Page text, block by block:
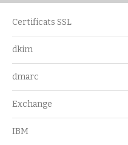
Certificats SSL
dkim
dmarc
Exchange
IBM